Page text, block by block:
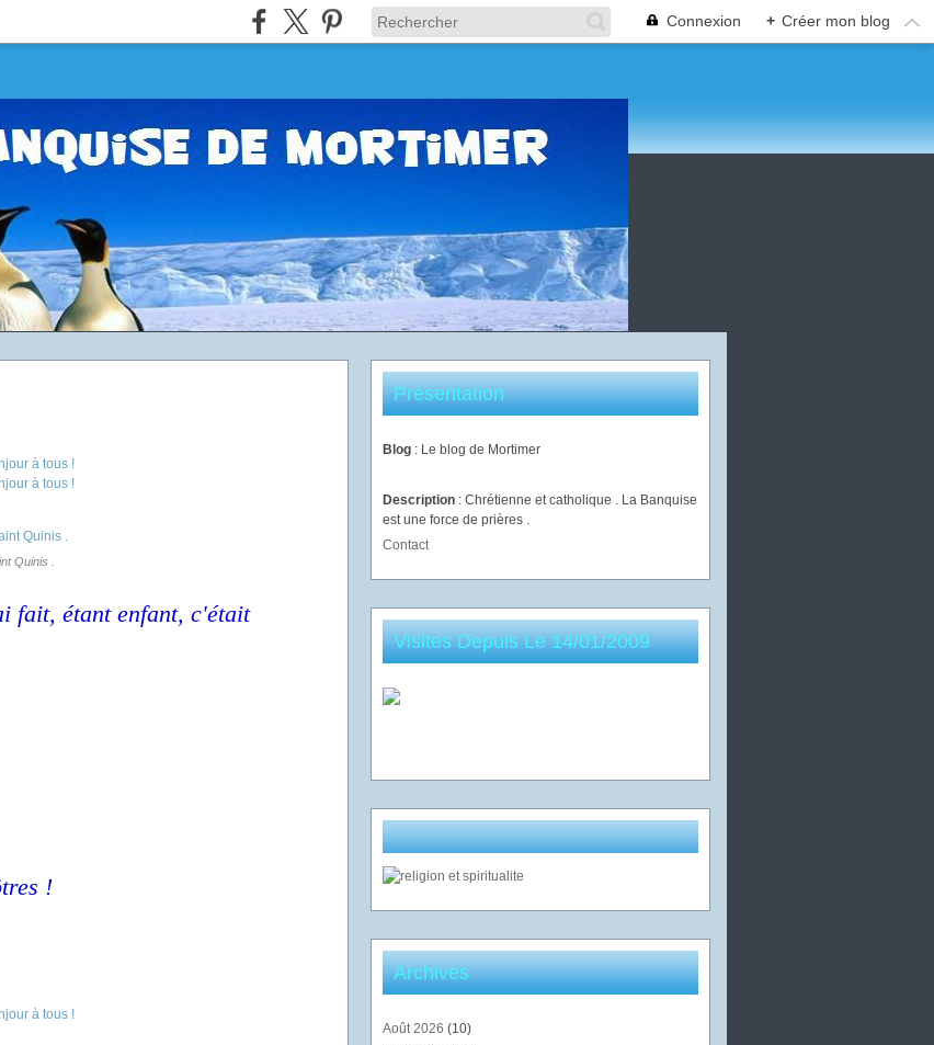
Connexion + Créer mon blog
Quinis .
fait, étant enfant, c'était
!
Présentation
Blog : Le blog de Mortimer
Description : Chrétienne et catholique . La Banquise
est une force de prières .
Contact
Visites Depuis Le 14/01/2009
Archives
Août 2026 (10)